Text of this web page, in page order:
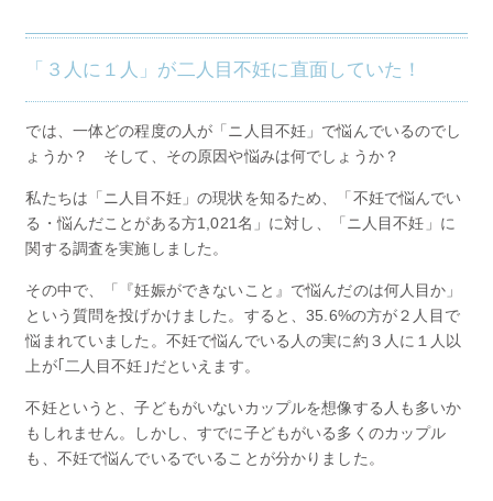
「３人に１人」が二人目不妊に直面していた！
では、一体どの程度の人が「ニ人目不妊」で悩んでいるのでし
ょうか？ そして、その原因や悩みは何でしょうか？
私たちは「ニ人目不妊」の現状を知るため、「不妊で悩んでい
る・悩んだことがある方1,021名」に対し、「ニ人目不妊」に
関する調査を実施しました。
その中で、「『妊娠ができないこと』で悩んだのは何人目か」
という質問を投げかけました。すると、35.6%の方が２人目で
悩まれていました。不妊で悩んでいる人の実に約３人に１人以
上が｢二人目不妊｣だといえます。
不妊というと、子どもがいないカップルを想像する人も多いか
もしれません。しかし、すでに子どもがいる多くのカップル
も、不妊で悩んでいるでいることが分かりました。